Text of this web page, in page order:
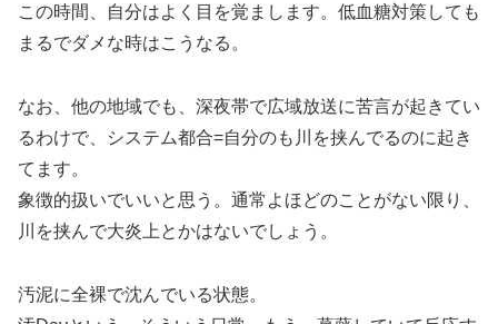
この時間、自分はよく目を覚まします。低血糖対策しても
まるでダメな時はこうなる。
なお、他の地域でも、深夜帯で広域放送に苦言が起きてい
るわけで、システム都合=自分のも川を挟んでるのに起き
てます。
象徴的扱いでいいと思う。通常よほどのことがない限り、
川を挟んで大炎上とかはないでしょう。
汚泥に全裸で沈んでいる状態。